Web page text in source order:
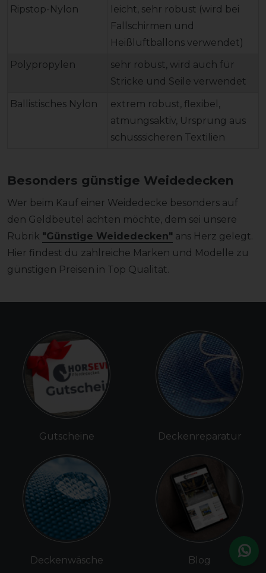
Ripstop-Nylon
leicht, sehr robust (wird bei
Fallschirmen und
Heißluftballons verwendet)
Polypropylen
sehr robust, wird auch für
Stricke und Seile verwendet
Ballistisches Nylon
extrem robust, flexibel,
atmungsaktiv, Ursprung aus
schusssicheren Textilien
Besonders günstige Weidedecken
Wer beim Kauf einer Weidedecke besonders auf
den Geldbeutel achten möchte, dem sei unsere
Rubrik "Günstige Weidedecken" ans Herz gelegt.
Hier findest du zahlreiche Marken und Modelle zu
günstigen Preisen in Top Qualität.
Gutscheine
Deckenwäsche
Deckenreparatur
Blog